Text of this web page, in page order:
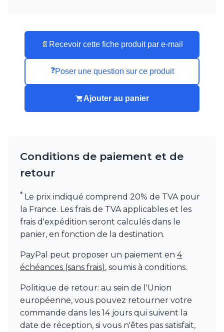
📄 Recevoir cette fiche produit par e-mail
❓Poser une question sur ce produit
Ajouter au panier
Conditions de paiement et de
retour
* Le prix indiqué comprend 20% de TVA pour
la France. Les frais de TVA applicables et les
frais d'expédition seront calculés dans le
panier, en fonction de la destination.
PayPal peut proposer un paiement en 4
échéances (sans frais), soumis à conditions.
Politique de retour: au sein de l'Union
européenne, vous pouvez retourner votre
commande dans les 14 jours qui suivent la
date de réception, si vous n'êtes pas satisfait,